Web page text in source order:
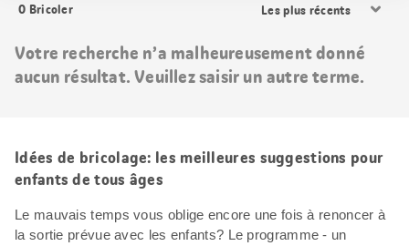
0 Bricoler
les
Votre recherche n’a malheureusement donné
aucun résultat. Veuillez saisir un autre terme.
Idées de bricolage: les meilleures suggestions pour
enfants de tous âges
Le mauvais temps vous oblige encore une fois à renoncer à
la sortie prévue avec les enfants? Le programme - un